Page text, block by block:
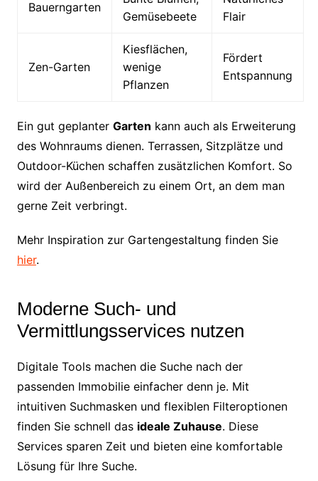
Bauerngarten
Gemüsebeete
Flair
Zen-Garten
Kiesflächen,
wenige
Pflanzen
Fördert
Entspannung
Ein gut geplanter Garten kann auch als Erweiterung
des Wohnraums dienen. Terrassen, Sitzplätze und
Outdoor-Küchen schaffen zusätzlichen Komfort. So
wird der Außenbereich zu einem Ort, an dem man
gerne Zeit verbringt.
Mehr Inspiration zur Gartengestaltung finden Sie
hier.
Moderne Such- und
Vermittlungsservices nutzen
Digitale Tools machen die Suche nach der
passenden Immobilie einfacher denn je. Mit
intuitiven Suchmasken und flexiblen Filteroptionen
finden Sie schnell das ideale Zuhause. Diese
Services sparen Zeit und bieten eine komfortable
Lösung für Ihre Suche.